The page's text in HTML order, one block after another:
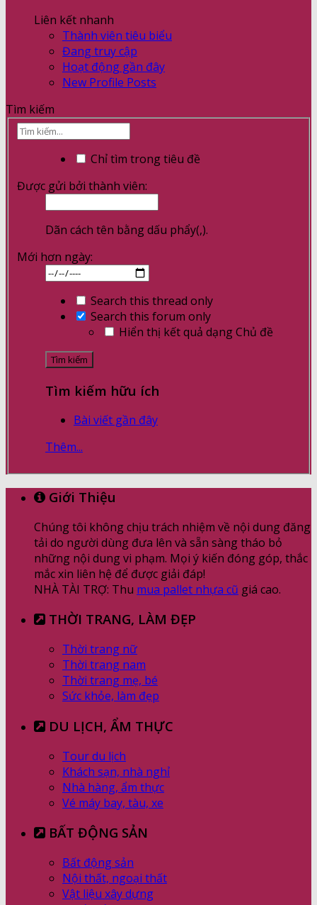
Liên kết nhanh
Thành viên tiêu biểu
Đang truy cập
Hoạt động gần đây
New Profile Posts
Tìm kiếm
Chỉ tìm trong tiêu đề
Được gửi bởi thành viên:
Dãn cách tên bằng dấu phẩy(,).
Mới hơn ngày:
Search this thread only
Search this forum only
Hiển thị kết quả dạng Chủ đề
Tìm kiếm hữu ích
Bài viết gần đây
Thêm...
Giới Thiệu
Chúng tôi không chịu trách nhiệm về nội dung đăng
tải do người dùng đưa lên và sẵn sàng tháo bỏ
những nội dung vi phạm. Mọi ý kiến đóng góp, thắc
mắc xin liên hệ để được giải đáp!
NHÀ TÀI TRỢ: Thu mua pallet nhựa cũ giá cao.
THỜI TRANG, LÀM ĐẸP
Thời trang nữ
Thời trang nam
Thời trang mẹ, bé
Sức khỏe, làm đẹp
DU LỊCH, ẨM THỰC
Tour du lịch
Khách sạn, nhà nghỉ
Nhà hàng, ẩm thực
Vé máy bay, tàu, xe
BẤT ĐỘNG SẢN
Bất động sản
Nội thất, ngoại thất
Vật liệu xây dựng